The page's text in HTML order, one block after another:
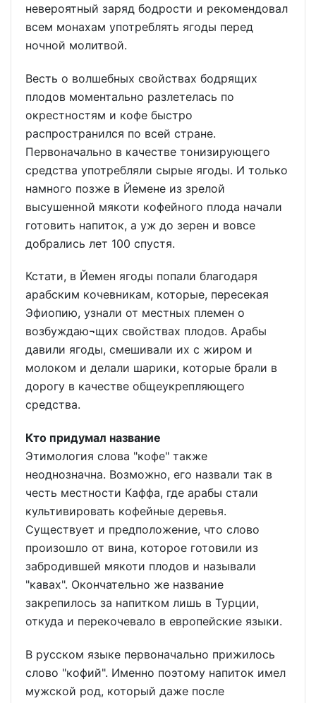
невероятный заряд бодрости и рекомендовал
всем монахам употреблять ягоды перед
ночной молитвой.
Весть о волшебных свойствах бодрящих
плодов моментально разлетелась по
окрестностям и кофе быстро
распространился по всей стране.
Первоначально в качестве тонизирующего
средства употребляли сырые ягоды. И только
намного позже в Йемене из зрелой
высушенной мякоти кофейного плода начали
готовить напиток, а уж до зерен и вовсе
добрались лет 100 спустя.
Кстати, в Йемен ягоды попали благодаря
арабским кочевникам, которые, пересекая
Эфиопию, узнали от местных племен о
возбуждаю¬щих свойствах плодов. Арабы
давили ягоды, смешивали их с жиром и
молоком и делали шарики, которые брали в
дорогу в качестве общеукрепляющего
средства.
Кто придумал название
Этимология слова "кофе" также
неоднозначна. Возможно, его назвали так в
честь местности Каффа, где арабы стали
культивировать кофейные деревья.
Существует и предположение, что слово
произошло от вина, которое готовили из
забродившей мякоти плодов и называли
"кавах". Окончательно же название
закрепилось за напитком лишь в Турции,
откуда и перекочевало в европейские языки.
В русском языке первоначально прижилось
слово "кофий". Именно поэтому напиток имел
мужской род, который даже после